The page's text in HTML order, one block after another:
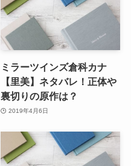
ミラーツインズ倉科カナ
【里美】ネタバレ！正体や
裏切りの原作は？
2019年4月6日